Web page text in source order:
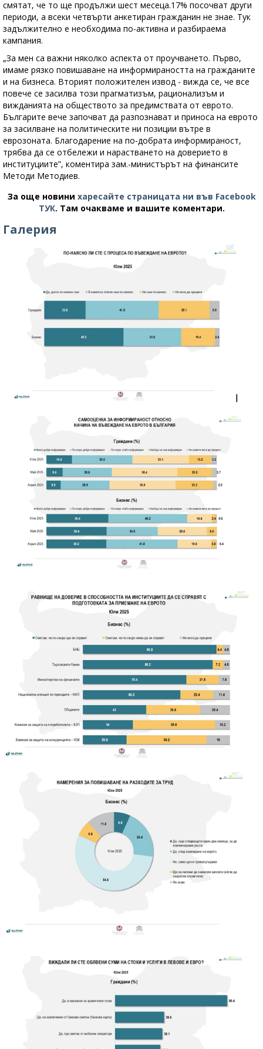
смятат, че то ще продължи шест месеца.17% посочват други
периоди, а всеки четвърти анкетиран гражданин не знае. Тук
задължително е необходима по-активна и разбираема
кампания.
„За мен са важни няколко аспекта от проучването. Първо,
имаме рязко повишаване на информираността на гражданите
и на бизнеса. Вторият положителен извод - вижда се, че все
повече се засилва този прагматизъм, рационализъм и
вижданията на обществото за предимствата от еврото.
Българите вече започват да разпознават и приноса на еврото
за засилване на политическите ни позиции вътре в
еврозоната. Благодарение на по-добрата информираност,
трябва да се отбележи и нарастването на доверието в
институциите”, коментира зам.-министърът на финансите
Методи Методиев.
За още новини харесайте страницата ни във Facebook
ТУК. Там очакваме и вашите коментари.
Галерия